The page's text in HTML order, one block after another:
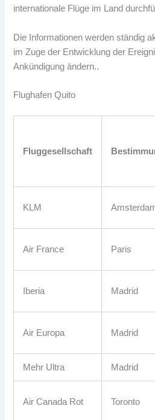
internationale Flüge im Land
Die Informationen werden ständig
im Zuge der Entwicklung der
Ankündigung ändern..
Flughafen Quito
Fluggesellschaft
KLM
Air France Paris
Iberia Madrid
Air Europa Madrid
Mehr Ultra Madrid
Air Canada Rot Toronto